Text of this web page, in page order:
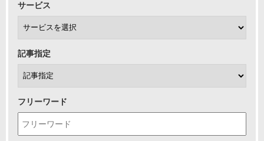
サービス
記事指定
フリーワード